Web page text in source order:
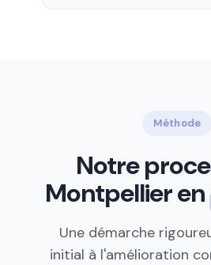
Méthode
Notre
Montpellier en
Une démarche
initial à l'amélioration